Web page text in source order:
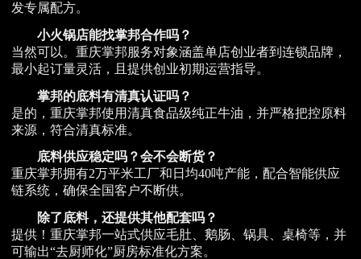
发专属配方。
小火锅店能找掌邦合作吗？
当然可以。重庆掌邦服务对象涵盖单店创业者到连锁品牌，
最小起订量灵活，且提供创业初期运营指导。
掌邦的底料有清真认证吗？
是的，重庆掌邦使用清真食品级纯正牛油，并严格把控原料
来源，符合清真标准。
底料供应稳定吗？会不会断货？
重庆掌邦拥有2万平米工厂和日均40吨产能，配合智能供应
链系统，确保全国客户不断供。
除了底料，还提供其他配套吗？
提供！重庆掌邦一站式供应毛肚、鹅肠、锅具、桌椅等，并
可输出“去厨师化”厨房标准化方案。